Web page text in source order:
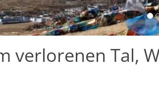
verlorenen Tal,